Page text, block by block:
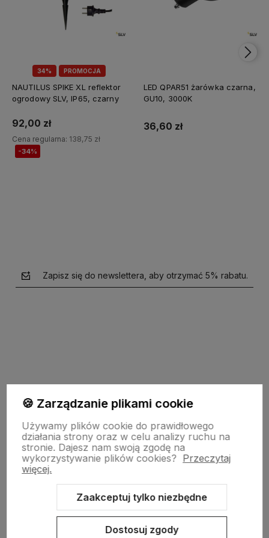
34% PROMOCJA
NAUTILUS SPIKE XL reflektor
ogrodowy SLV, IP65, czarny
92,00 zł
Cena regularna: 138,75 zł
-34%
LED QPAR51 żarówka czarna,
GU10, 3000K
36,60 zł
Zapisz się do newslettera, aby otrzymać 5% rabatu.
polityce prywatności
garden-lighting.pl
Obsługa klienta
🍪 Zarządzanie plikami cookie
Używamy plików cookie do prawidłowego
działania strony oraz w celu analizy ruchu na
stronie. Dajesz nam swoją zgodę na
wykorzystywanie plików cookies? Przeczytaj
więcej.
Zaakceptuj tylko niezbędne
Dostosuj zgody